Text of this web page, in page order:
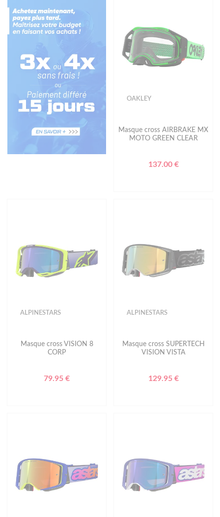
OAKLEY
Masque cross AIRBRAKE MX
MOTO GREEN CLEAR
137.00 €
ALPINESTARS
Masque cross VISION 8
CORP
79.95 €
ALPINESTARS
Masque cross SUPERTECH
VISION VISTA
129.95 €